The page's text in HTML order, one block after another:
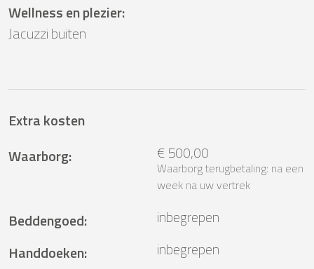
Wellness en plezier:
Jacuzzi buiten
Extra kosten
Waarborg: € 500,00
Waarborg terugbetaling: na een
week na uw vertrek
Beddengoed:
inbegrepen
Handdoeken:
inbegrepen